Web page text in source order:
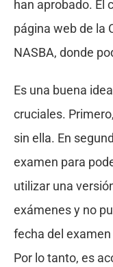
han aprobado. El
página web de la
NASBA, donde
Es una buena
cruciales.
sin ella. En
examen para
utilizar una
exámenes y no
fecha del
Por lo tanto, es